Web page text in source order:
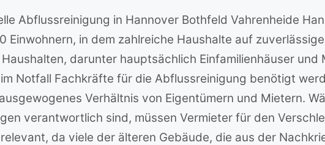
Abflussreinigung in Hannover Bothfeld Vahrenheide
Einwohnern, in dem zahlreiche Haushalte auf
darunter hauptsächlich Einfamilienhäuser
Notfall Fachkräfte für die Abflussreinigung benötigt
Verhältnis von Eigentümern und Mietern.
verantwortlich sind, müssen Vermieter für den
da viele der älteren Gebäude, die aus der